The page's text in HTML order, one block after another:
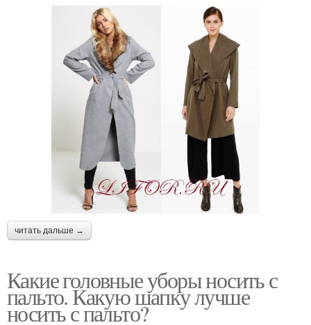
читать дальше →
Какие головные уборы носить с
пальто. Какую шапку лучше
носить с пальто?